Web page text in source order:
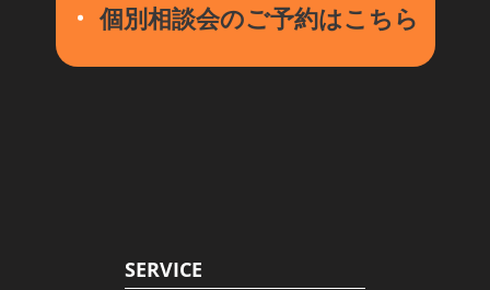
個別相談会のご予約はこちら
SERVICE